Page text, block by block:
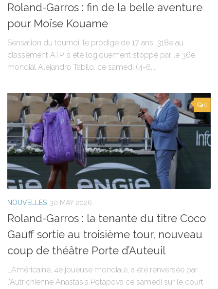
Roland-Garros : fin de la belle aventure
pour Moïse Kouame
Sensation du tournoi, le prodige de 17 ans, 318e au
classement ATP, a été logiquement stoppé par le 36e
mondial Alejandro Tabilo, ce samedi (4-6,...
0
NOUVELLES 30 MAY 2026
Roland-Garros : la tenante du titre Coco
Gauff sortie au troisième tour, nouveau
coup de théâtre Porte d’Auteuil
L’Américaine, 4e joueuse mondiale, a été renversée par
l’Autrichienne Anastasia Potapova ce samedi sur le court